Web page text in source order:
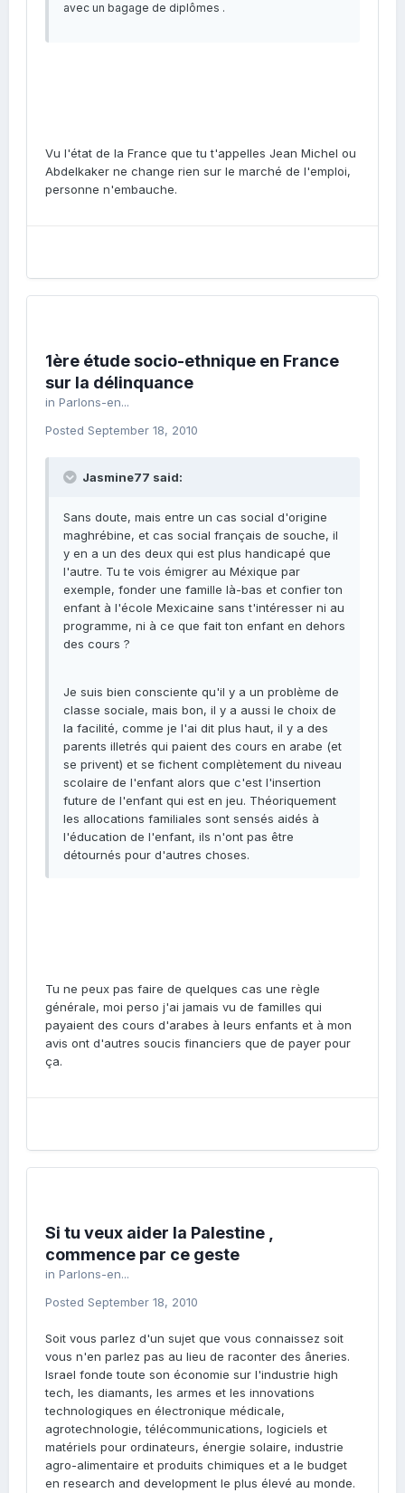
avec un bagage de diplômes .
Vu l'état de la France que tu t'appelles Jean Michel ou
Abdelkaker ne change rien sur le marché de l'emploi,
personne n'embauche.
1ère étude socio-ethnique en France
sur la délinquance
in Parlons-en...
Posted September 18, 2010
Jasmine77 said:
Sans doute, mais entre un cas social d'origine
maghrébine, et cas social français de souche, il
y en a un des deux qui est plus handicapé que
l'autre. Tu te vois émigrer au Méxique par
exemple, fonder une famille là-bas et confier ton
enfant à l'école Mexicaine sans t'intéresser ni au
programme, ni à ce que fait ton enfant en dehors
des cours ?
Je suis bien consciente qu'il y a un problème de
classe sociale, mais bon, il y a aussi le choix de
la facilité, comme je l'ai dit plus haut, il y a des
parents illetrés qui paient des cours en arabe (et
se privent) et se fichent complètement du niveau
scolaire de l'enfant alors que c'est l'insertion
future de l'enfant qui est en jeu. Théoriquement
les allocations familiales sont sensés aidés à
l'éducation de l'enfant, ils n'ont pas être
détournés pour d'autres choses.
Tu ne peux pas faire de quelques cas une règle
générale, moi perso j'ai jamais vu de familles qui
payaient des cours d'arabes à leurs enfants et à mon
avis ont d'autres soucis financiers que de payer pour
ça.
Si tu veux aider la Palestine ,
commence par ce geste
in Parlons-en...
Posted September 18, 2010
Soit vous parlez d'un sujet que vous connaissez soit
vous n'en parlez pas au lieu de raconter des âneries.
Israel fonde toute son économie sur l'industrie high
tech, les diamants, les armes et les innovations
technologiques en électronique médicale,
agrotechnologie, télécommunications, logiciels et
matériels pour ordinateurs, énergie solaire, industrie
agro-alimentaire et produits chimiques et a le budget
en research and development le plus élevé au monde.